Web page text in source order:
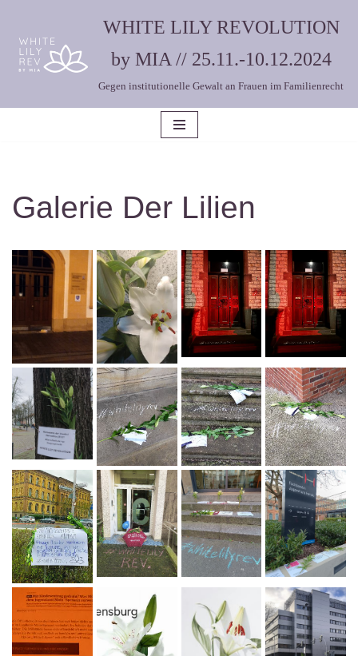
Zum
Inhalt
WHITE LILY REVOLUTION
by MIA // 25.11.-10.12.2024
Gegen institutionelle Gewalt an Frauen im Familienrecht
Galerie Der Lilien